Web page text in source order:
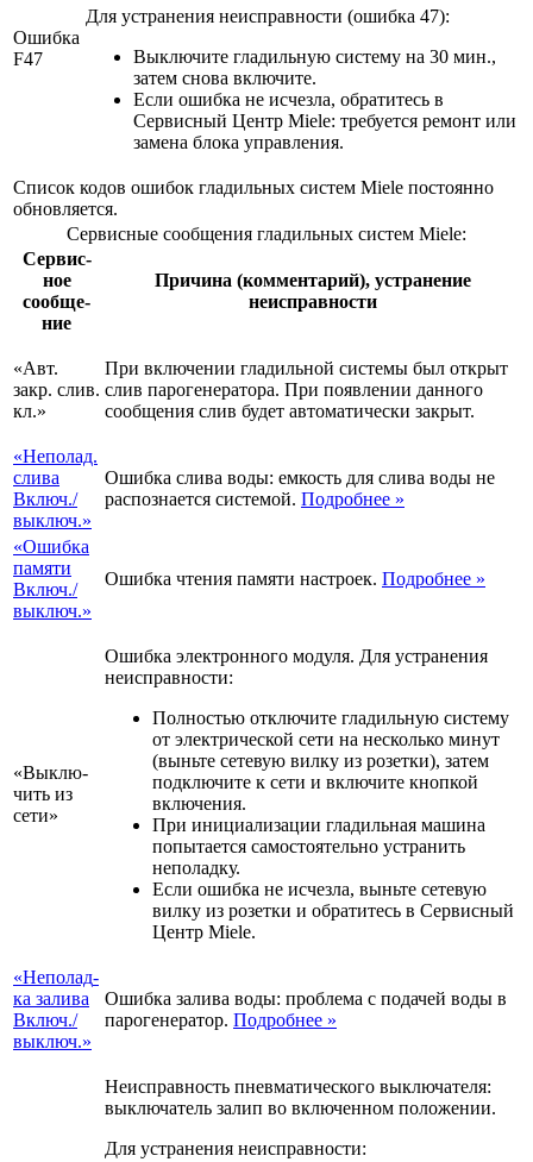
Ошибка
F47
Для устранения неисправности (ошибка 47):
Выключите гладильную систему на 30 мин.,
затем снова включите.
Если ошибка не исчезла, обратитесь в
Сервисный Центр Miele: требуется ремонт или
замена блока управления.
Список кодов ошибок гладильных систем Miele постоянно
обновляется.
Сервисные сообщения гладильных систем Miele:
Сер­вис­
ное
сообще­
ние
Причина (комментарий), устранение
неисправности
«Авт.
закр. слив.
кл.»
При включении гладильной системы был открыт
слив парогенератора. При появлении данного
сообщения слив будет автоматически закрыт.
«Непо­лад.
слива
Включ.­/
вык­люч.»
Ошибка слива воды: емкость для слива воды не
распознается системой. Подробнее »
«Ошибка
памя­ти
Включ.­/
вык­люч.»
Ошибка чтения памяти настроек. Подробнее »
«Вык­лю­
чить из
сети»
Ошибка электронного модуля. Для устранения
неисправности:
Полностью отключите гладильную систему
от электрической сети на несколько минут
(выньте сетевую вилку из розетки), затем
подключите к сети и включите кнопкой
включения.
При инициализации гладильная машина
попытается самостоятельно устранить
неполадку.
Если ошибка не исчезла, выньте сетевую
вилку из розетки и обратитесь в Сервисный
Центр Miele.
«Непо­лад­
ка зали­ва
Включ.­/
вык­люч.»
Ошибка залива воды: проблема с подачей воды в
парогенератор. Подробнее »
Неисправность пневматического выключателя:
выключатель залип во включенном положении.
Для устранения неисправности: